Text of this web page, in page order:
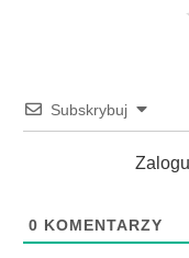
Subskrybuj
0 KOMENTARZY